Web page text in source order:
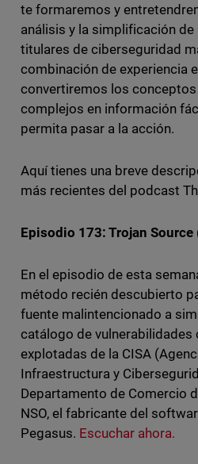
te formaremos y
análisis y la simplificación
titulares de ciberseguridad
combinación de experiencia
convertiremos los
complejos en información
permita pasar a la acción.
Aquí tienes una breve
más recientes del podcast
Episodio 173: Trojan
En el episodio de esta
método recién descubierto
fuente malintencionado a
catálogo de vulnerabilidades
explotadas de la CISA
Infraestructura y
Departamento de Comercio
NSO, el fabricante del
Pegasus. Escuchar ahora.